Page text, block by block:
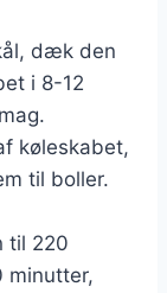
dæk den
i 8-12
køleskabet,
til boller.
til 220
minutter,